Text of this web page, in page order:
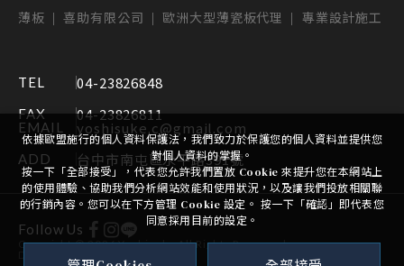
薄板 | 喜助有限公司 | 歐洲大型薄瓷板代理 | 專業設計施工
TEL 04-23826848
FAX 04-23826811
EMAIL yoshisuke.c@gmail.com
ADD 台中市南屯區永平路391號
Follow Us
Copyright ©2026YoshisukeAll Rights Reserved.
依據歐盟施行的個人資料保護法，我們致力於保護您的個人資料並提供您
對個人資料的掌握。
按一下「全部接受」，代表您允許我們置放 Cookie 來提升您在本網站上
的使用體驗、協助我們分析網站效能和使用狀況，以及讓我們投放相關聯
的行銷內容。您可以在下方管理 Cookie 設定。 按一下「確認」即代表您
同意採用目前的設定。